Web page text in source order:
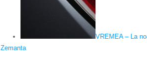
VREMEA – La
Zemanta